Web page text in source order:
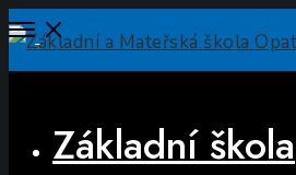
Open
Menu
Základní škola